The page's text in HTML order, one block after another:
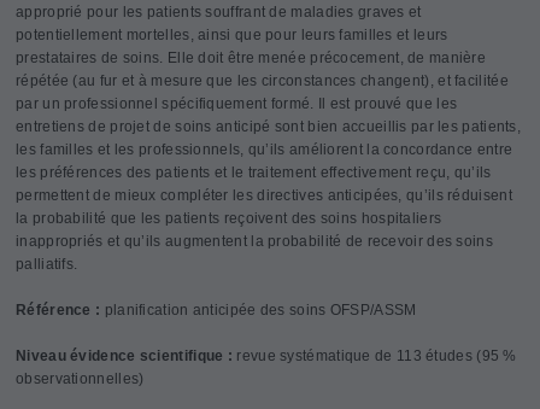
approprié pour les patients souffrant de maladies graves et
potentiellement mortelles, ainsi que pour leurs familles et leurs
prestataires de soins. Elle doit être menée précocement, de manière
répétée (au fur et à mesure que les circonstances changent), et facilitée
par un professionnel spécifiquement formé. Il est prouvé que les
entretiens de projet de soins anticipé sont bien accueillis par les patients,
les familles et les professionnels, qu’ils améliorent la concordance entre
les préférences des patients et le traitement effectivement reçu, qu’ils
permettent de mieux compléter les directives anticipées, qu’ils réduisent
la probabilité que les patients reçoivent des soins hospitaliers
inappropriés et qu’ils augmentent la probabilité de recevoir des soins
palliatifs.
Référence : planification anticipée des soins OFSP/ASSM
Niveau évidence scientifique : revue systématique de 113 études (95 %
observationnelles)